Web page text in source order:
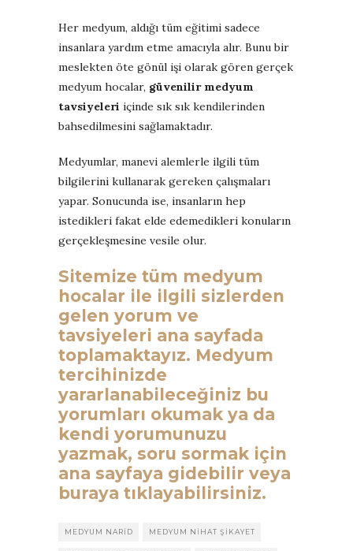
Her medyum, aldığı tüm eğitimi sadece
insanlara yardım etme amacıyla alır. Bunu bir
meslekten öte gönül işi olarak gören gerçek
medyum hocalar, güvenilir medyum
tavsiyeleri içinde sık sık kendilerinden
bahsedilmesini sağlamaktadır.
Medyumlar, manevi alemlerle ilgili tüm
bilgilerini kullanarak gereken çalışmaları
yapar. Sonucunda ise, insanların hep
istedikleri fakat elde edemedikleri konuların
gerçekleşmesine vesile olur.
Sitemize tüm medyum
hocalar ile ilgili sizlerden
gelen yorum ve
tavsiyeleri ana sayfada
toplamaktayız. Medyum
tercihinizde
yararlanabileceğiniz bu
yorumları okumak ya da
kendi yorumunuzu
yazmak, soru sormak için
ana sayfaya gidebilir veya
buraya tıklayabilirsiniz.
MEDYUM NARID MEDYUM NIHAT ŞIKAYET